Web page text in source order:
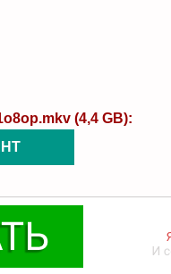
(4,4 GB):